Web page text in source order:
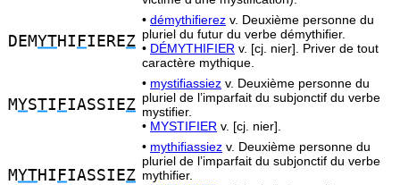
DEMYTHI FIEREZ
• démythifierez v. Deuxième personne du
pluriel du futur du verbe démythifier.
• DÉMYTHIFIER v. [cj. nier]. Priver de tout
caractère mythique.
MYSTI FIASSIEZ
• mystifiassiez v. Deuxième personne du
pluriel de l’imparfait du subjonctif du verbe
mystifier.
• MYSTIFIER v. [cj. nier].
MYTHI FIASSIEZ
• mythifiassiez v. Deuxième personne du
pluriel de l’imparfait du subjonctif du verbe
mythifier.